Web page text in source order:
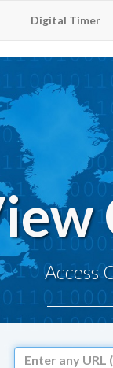
Digital Timer
Access